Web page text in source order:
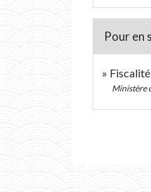
Pour en
Ministère